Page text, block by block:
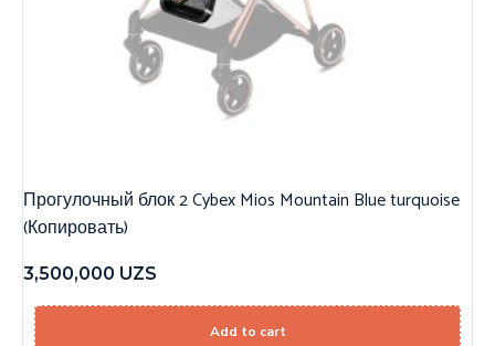
Прогулочный блок 2 Cybex Mios Mountain Blue turquoise
(Копировать)
3,500,000 UZS
Add to cart